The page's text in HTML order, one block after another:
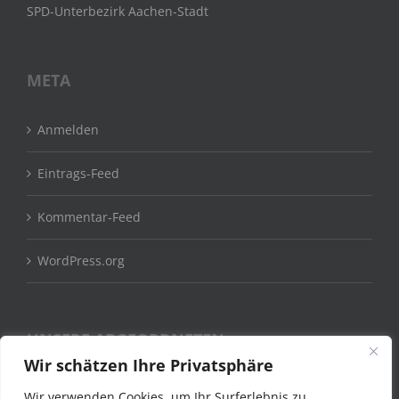
Wir schätzen Ihre Privatsphäre
SPD-Unterbezirk Aachen-Stadt
META
Anmelden
Eintrags-Feed
Kommentar-Feed
WordPress.org
UNSERE ABGEORDNETEN
Claudia Moll MdB